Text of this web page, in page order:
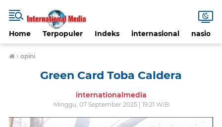
Home Terpopuler Indeks internasional nasional
› opini
Green Card Toba Caldera
internationalmedia
Minggu, 07 September 2025 | 19:21 WIB